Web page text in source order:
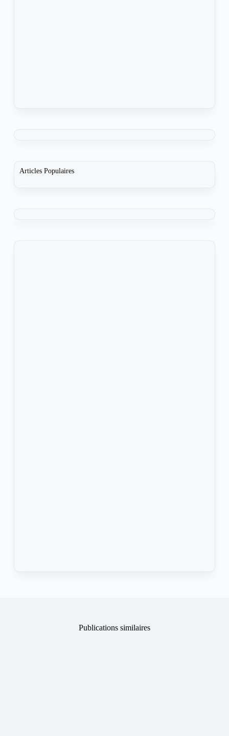
Articles Populaires
Publications similaires